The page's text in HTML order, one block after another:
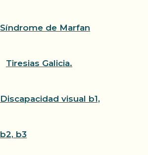
Síndrome de Marfan
Tiresias Galicia.
Discapacidad visual b1,
b2, b3